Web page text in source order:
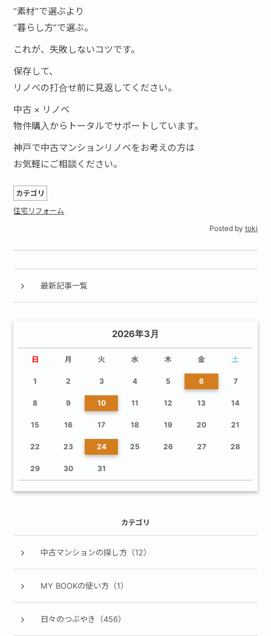
“素材”で選ぶより
“暮らし方”で選ぶ。
これが、失敗しないコツです。
保存して、
リノベの打合せ前に見返してください。
中古 × リノベ
物件購入からトータルでサポートしています。
神戸で中古マンションリノベをお考えの方は
お気軽にご相談ください。
カテゴリ
住宅リフォーム
Posted by toki
最新記事一覧
2026年3月
日 月 火 水 木 金 土
1 2 3 4 5 6 7
8 9 10 11 12 13 14
15 16 17 18 19 20 21
22 23 24 25 26 27 28
29 30 31
カテゴリ
中古マンションの探し方（12）
MY BOOKの使い方（1）
日々のつぶやき（456）